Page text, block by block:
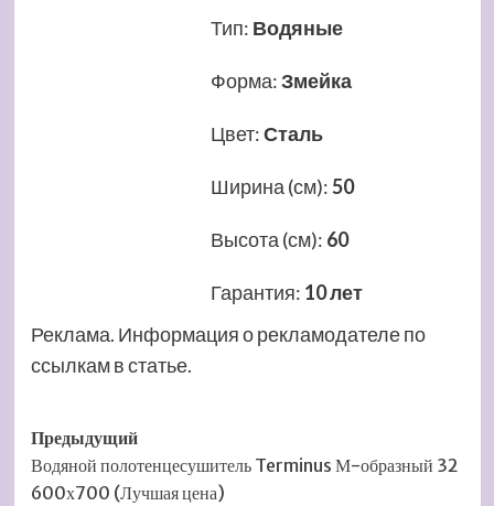
Тип: Водяные
Форма:Змейка
Цвет:Сталь
Ширина (см):50
Высота (см): 60
Гарантия: 10 лет
Реклама. Информация о рекламодателе по
ссылкам в статье.
Навигация
записи
Предыдущий
Водяной полотенцесушитель Terminus М-образный 32
600х700 (Лучшая цена)